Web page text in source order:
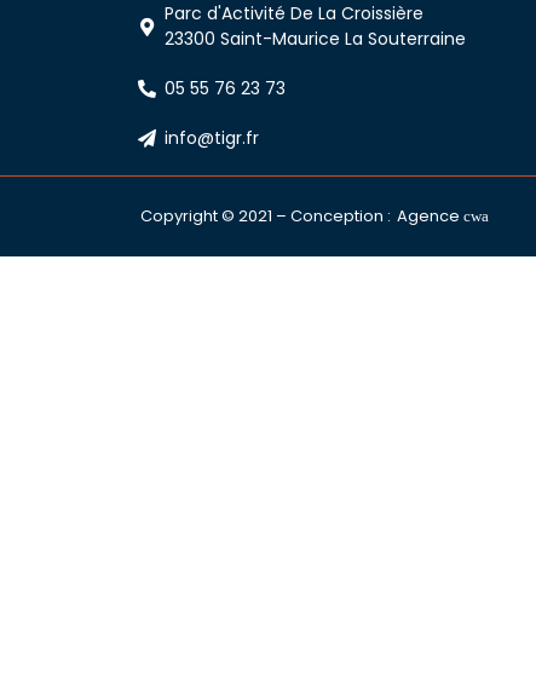
Parc d'Activité De La Croissière
23300 Saint-Maurice La Souterraine
05 55 76 23 73
info@tigr.fr
Copyright © 2021 – Conception : Agence cwa